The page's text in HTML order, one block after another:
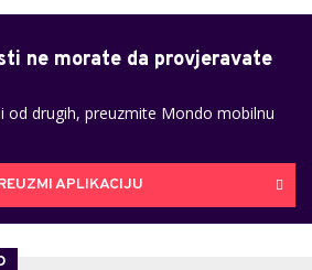
ne morate da provjeravate
od drugih, preuzmite Mondo mobilnu
APLIKACIJU